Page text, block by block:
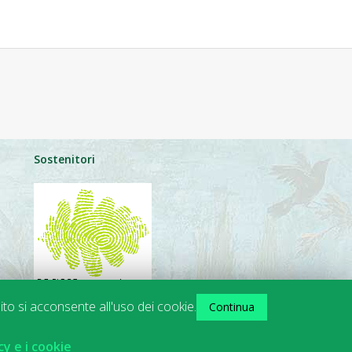
Sostenitori
si acconsente all'uso dei cookie. Continua
e i cookie